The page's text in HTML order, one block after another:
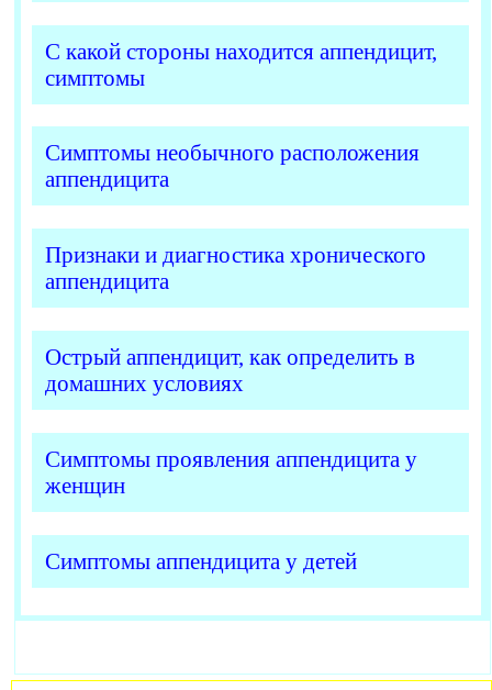
С какой стороны находится аппендицит,
симптомы
Симптомы необычного расположения
аппендицита
Признаки и диагностика хронического
аппендицита
Острый аппендицит, как определить в
домашних условиях
Симптомы проявления аппендицита у
женщин
Симптомы аппендицита у детей